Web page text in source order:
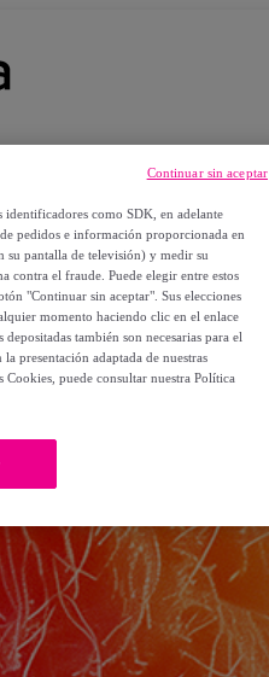
identificadores como SDK, en adelante
pedidos e información proporcionada en
pantalla de televisión) y medir su
contra el fraude. Puede elegir entre estos
"Continuar sin aceptar". Sus elecciones
momento haciendo clic en el enlace
también son necesarias para el
presentación adaptada de nuestras
puede consultar nuestra Política
Continuar sin aceptar